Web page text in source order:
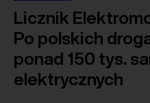
Licznik
Po polskich
ponad 150 tys.
elektrycznych